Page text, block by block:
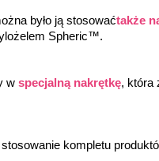
było ją stosowaćtakże
Spheric™.
w specjalną nakrętkę, która
kompletu